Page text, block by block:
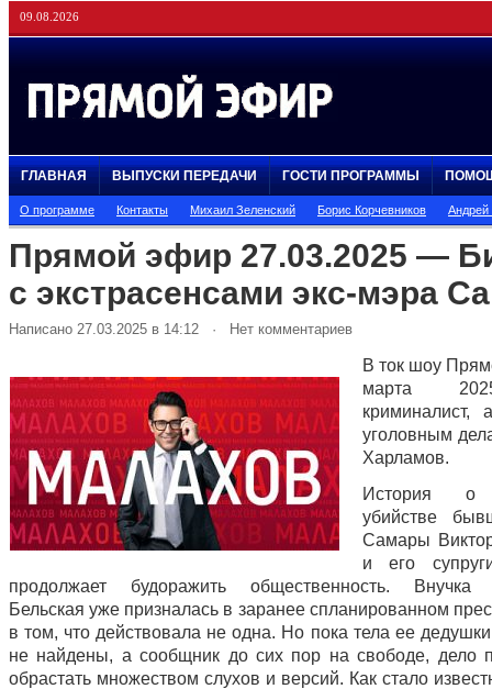
09.08.2026
ГЛАВНАЯ ВЫПУСКИ ПЕРЕДАЧИ ГОСТИ ПРОГРАММЫ
О программе Контакты Михаил Зеленский Борис Корчевников
Прямой эфир 27.03.2025 —
с экстрасенсами экс-мэра
Написано 27.03.2025 в 14:12 · Нет комментариев
В ток шоу
марта
криминалист,
уголовным
Харламов.
История о
убийстве
Самары
и его
продолжает будоражить общественность. Внучка
Бельская уже призналась в заранее спланированном
в том, что действовала не одна. Но пока тела ее
не найдены, а сообщник до сих пор на свободе, дело
обрастать множеством слухов и версий. Как стало